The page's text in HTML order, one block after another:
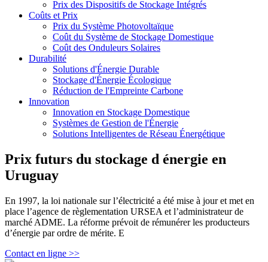
Prix des Dispositifs de Stockage Intégrés
Coûts et Prix
Prix du Système Photovoltaïque
Coût du Système de Stockage Domestique
Coût des Onduleurs Solaires
Durabilité
Solutions d'Énergie Durable
Stockage d'Énergie Écologique
Réduction de l'Empreinte Carbone
Innovation
Innovation en Stockage Domestique
Systèmes de Gestion de l'Énergie
Solutions Intelligentes de Réseau Énergétique
Prix ​​futurs du stockage d énergie en
Uruguay
En 1997, la loi nationale sur l’électricité a été mise à jour et met en
place l’agence de règlementation URSEA et l’administrateur de
marché ADME. La réforme prévoit de rémunérer les producteurs
d’énergie par ordre de mérite. E
Contact en ligne >>